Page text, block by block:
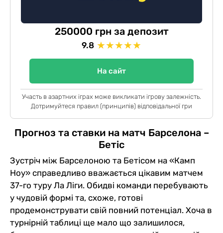
250000 грн за депозит
9.8 ★★★★★
На сайт
Участь в азартних іграх може викликати ігрову залежність.
Дотримуйтеся правил (принципів) відповідальної гри
Прогноз та ставки на матч Барселона –
Бетіс
Зустріч між Барселоною та Бетісом на «Камп
Ноу» справедливо вважається цікавим матчем
37-го туру Ла Ліги. Обидві команди перебувають
у чудовій формі та, схоже, готові
продемонструвати свій повний потенціал. Хоча в
турнірній таблиці ще мало що залишилося,